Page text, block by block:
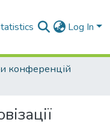
Log In
конференцій